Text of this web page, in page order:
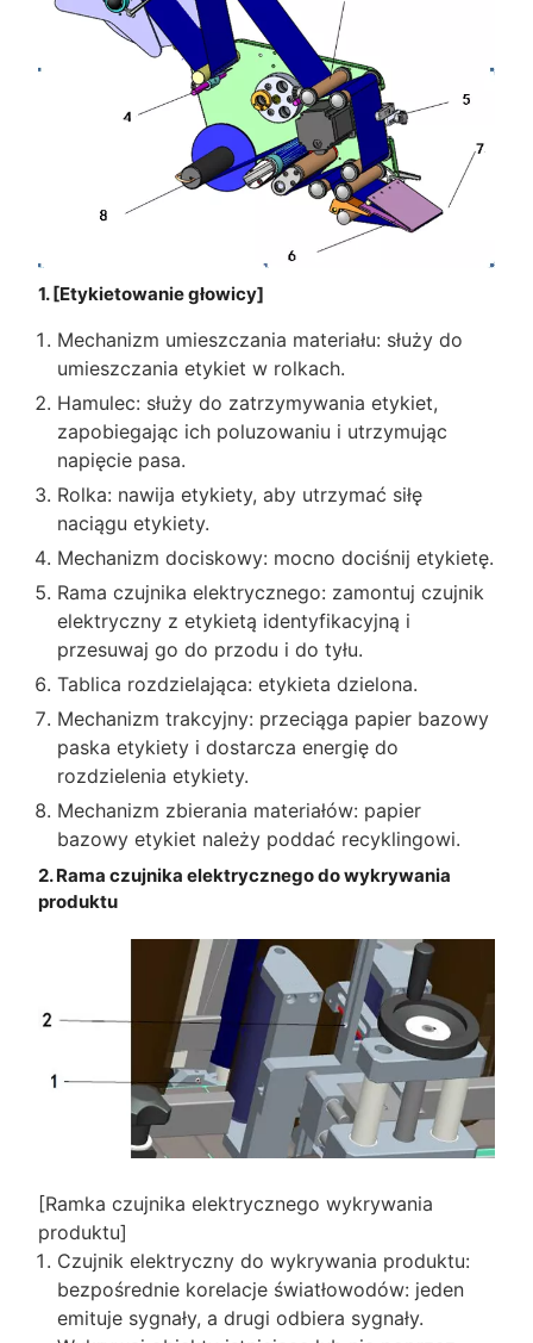
1. [Etykietowanie głowicy]
Mechanizm umieszczania materiału: służy do
umieszczania etykiet w rolkach.
Hamulec: służy do zatrzymywania etykiet,
zapobiegając ich poluzowaniu i utrzymując
napięcie pasa.
Rolka: nawija etykiety, aby utrzymać siłę
naciągu etykiety.
Mechanizm dociskowy: mocno dociśnij etykietę.
Rama czujnika elektrycznego: zamontuj czujnik
elektryczny z etykietą identyfikacyjną i
przesuwaj go do przodu i do tyłu.
Tablica rozdzielająca: etykieta dzielona.
Mechanizm trakcyjny: przeciąga papier bazowy
paska etykiety i dostarcza energię do
rozdzielenia etykiety.
Mechanizm zbierania materiałów: papier
bazowy etykiet należy poddać recyklingowi.
2. Rama czujnika elektrycznego do wykrywania
produktu
[Ramka czujnika elektrycznego wykrywania
produktu]
Czujnik elektryczny do wykrywania produktu:
bezpośrednie korelacje światłowodów: jeden
emituje sygnały, a drugi odbiera sygnały.